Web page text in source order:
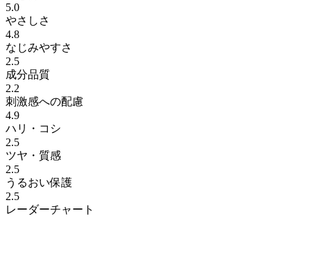
5.0
やさしさ
4.8
なじみやすさ
2.5
成分品質
2.2
刺激感への配慮
4.9
ハリ・コシ
2.5
ツヤ・質感
2.5
うるおい保護
2.5
レーダーチャート